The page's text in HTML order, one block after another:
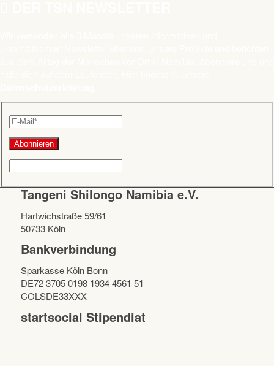
Tangeni Shilongo Namibia e.V.
Hartwichstraße 59/61
50733 Köln
Bankverbindung
Sparkasse Köln Bonn
DE72 3705 0198 1934 4561 51
COLSDE33XXX
startsocial Stipendiat